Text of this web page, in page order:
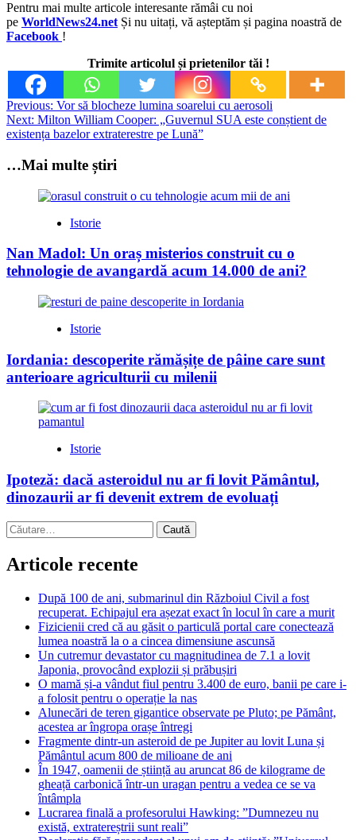
Pentru mai multe articole interesante rămâi cu noi
pe WorldNews24.net Și nu uitați, vă așteptăm și pagina noastră de
Facebook !
Trimite articolul și prietenilor tăi !
Post
navigation
Previous: Vor să blocheze lumina soarelui cu aerosoli
Next: Milton William Cooper: „Guvernul SUA este conștient de
existența bazelor extraterestre pe Lună”
…Mai multe știri
Istorie
Nan Madol: Un oraș misterios construit cu o
tehnologie de avangardă acum 14.000 de ani?
Istorie
Iordania: descoperite rămășițe de pâine care sunt
anterioare agriculturii cu milenii
Istorie
Ipoteză: dacă asteroidul nu ar fi lovit Pământul,
dinozaurii ar fi devenit extrem de evoluați
Caută
după:
Articole recente
După 100 de ani, submarinul din Războiul Civil a fost
recuperat. Echipajul era așezat exact în locul în care a murit
Fizicienii cred că au găsit o particulă portal care conectează
lumea noastră la o a cincea dimensiune ascunsă
Un cutremur devastator cu magnitudinea de 7.1 a lovit
Japonia, provocând explozii și prăbușiri
O mamă și-a vândut fiul pentru 3.400 de euro, banii pe care i-
a folosit pentru o operație la nas
Alunecări de teren gigantice observate pe Pluto; pe Pământ,
acestea ar îngropa orașe întregi
Fragmente dintr-un asteroid de pe Jupiter au lovit Luna și
Pământul acum 800 de milioane de ani
În 1947, oamenii de știință au aruncat 86 de kilograme de
gheață carbonică într-un uragan pentru a vedea ce se va
întâmpla
Lucrarea finală a profesorului Hawking: ”Dumnezeu nu
există, extratereștrii sunt reali”